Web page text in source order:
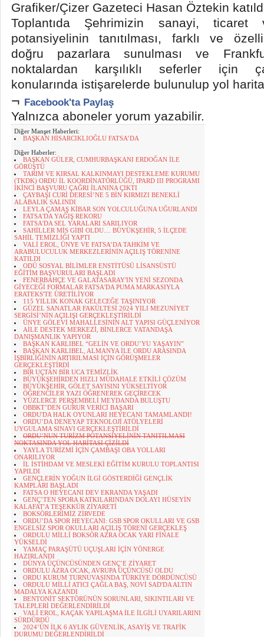
Grafiker/Çizer Gazeteci Hasan Öztekin
Toplantıda Şehrimizin sanayi,
potansiyelinin tanıtılması, farklı ve
doğru pazarlara sunulması ve
noktalardan karşılıklı seferler için
konularında istişarelerde bulunulup yol
¬ Facebook'ta Paylaş
Yalnızca aboneler yorum yazabilir.
Diğer Manşet Haberleri:
BAŞKAN HİSARCIKLIOĞLU FATSA’DA
Diğer Haberler:
BAŞKAN GÜLER, CUMHURBAŞKANI ERDOĞAN İLE
GÖRÜŞTÜ
TARIM VE KIRSAL KALKINMAYI DESTEKLEME KURUMU
(TKDK) ORDU İL KOORDİNATÖRLÜĞÜ, IPARD III PROGRAMI
İKİNCİ BAŞVURU ÇAĞRI İLANINA ÇIKTI
ÇAYBAŞI CURİ DERESİ’NE 5 BİN KIRMIZI BENEKLİ
ALABALIK SALINDI
LEYLA ÇAMAŞ KİBAR SON YOLCULUĞUNA UĞURLANDI
FATSA'DA YAĞIŞ REKORU
FATSA'DA SEL YARALARI SARILIYOR
SAHİLLER MİS GİBİ OLDU.... BÜYÜKŞEHİR, 5 İLÇEDE
SAHİL TEMİZLİĞİ YAPTI
VALİ EROL, ÜNYE VE FATSA’DA TAHKİM VE
ARABULUCULUK MERKEZLERİNİN AÇILIŞ TÖRENİNE
KATILDI
ODÜ SOSYAL BİLİMLER ENSTİTÜSÜ LİSANSÜSTÜ
EĞİTİM BAŞVURULARI BAŞLADI
FENERBAHÇE VE GALATASARAY'IN YENİ SEZONDA
GİYECEĞİ FORMALAR FATSA'DA PUMA MARKASIYLA
ERATEKS'TE ÜRETİLİYOR
115 YILLIK KONAK GELECEĞE TAŞINIYOR
GÜZEL SANATLAR FAKÜLTESİ 2024 YILI MEZUNİYET
SERGİSİ’NİN AÇILIŞI GERÇEKLEŞTİRİLDİ
ÜNYE GÖLEVİ MAHALLESİNİN ALT YAPISI GÜÇLENİYOR
AİLE DESTEK MERKEZİ, BİNLERCE VATANDAŞA
DANIŞMANLIK YAPIYOR
BAŞKAN KARLIBEL “GELİN VE ORDU’YU YAŞAYIN”
BAŞKAN KARLIBEL, ALMANYA İLE ORDU ARASINDA
İŞBİRLİĞİNİN ARTIRILMASI İÇİN GÖRÜŞMELER
GERÇEKLEŞTİRDİ
BİR UÇTAN BİR UCA TEMİZLİK
BÜYÜKŞEHİRDEN HIZLI MÜDAHALE ETKİLİ ÇÖZÜM
BÜYÜKŞEHİR, GÖLET SAYISINI YÜKSELTİYOR
ÖĞRENCİLER YAZI ÖĞRENEREK GEÇİRECEK
YÜZLERCE PERŞEMBELİ MEYDANDA BULUŞTU
OBBKT’DEN GURUR VERİCİ BAŞARI
ORDU'DA HALK OYUNLARI HEYECANI TAMAMLANDI!
ORDU’DA DENEYAP TEKNOLOJİ ATÖLYELERİ
UYGULAMA SINAVI GERÇEKLEŞTİRİLDİ
ORDU’NUN TURİZM POTANSİYELİNİN TANITILMASI
NOKTASINDA YOL HARİTASI ÇİZİLDİ
YAYLA TURİZMİ İÇİN ÇAMBAŞI OBA YOLLARI
ONARILIYOR
İL İSTİHDAM VE MESLEKİ EĞİTİM KURULU TOPLANTISI
YAPILDI
GENÇLERİN YOĞUN İLGİ GÖSTERDİĞİ GENÇLİK
KAMPLARI BAŞLADI
FATSA O HEYECANI DEV EKRANDA YAŞADI
GENÇ’TEN SPORA KATKILARINDAN DOLAYI HÜSEYİN
KALAFAT'A TEŞEKKÜR ZİYARETİ
BOKSÖRLERİMİZ ZİRVEDE
ORDU’DA SPOR HEYECANI: GSB SPOR OKULLARI VE GSB
ENGELSİZ SPOR OKULLARI AÇILIŞ TÖRENİ GERÇEKLEŞ
ORDULU MİLLİ BOKSÖR AZRA OCAK YARI FİNALE
YÜKSELDİ
YAMAÇ PARAŞÜTÜ UÇUŞLARI İÇİN YÖNERGE
HAZIRLANDI
DÜNYA ÜÇÜNCÜSÜNDEN GENÇ’E ZİYARET
ORDULU AZRA OCAK, AVRUPA ÜÇÜNCÜSÜ OLDU
ORDU KURUM TURNUVASINDA TÜRKİYE DÖRDÜNCÜSÜ
ORDULU MİLLİ ATICI ÇAĞLA BAŞ, NOVİ SAD'DA ALTIN
MADALYA KAZANDI
BENTONİT SEKTÖRÜNÜN SORUNLARI, SIKINTILARI VE
TALEPLERİ DEĞERLENDİRİLDİ
VALİ EROL, KAÇAK YAPILAŞMA İLE İLGİLİ UYARILARINI
SÜRDÜRDÜ
2024’ÜN İLK 6 AYLIK GÜVENLİK, ASAYİŞ VE TRAFİK
DURUMU DEĞERLENDİRİLDİ